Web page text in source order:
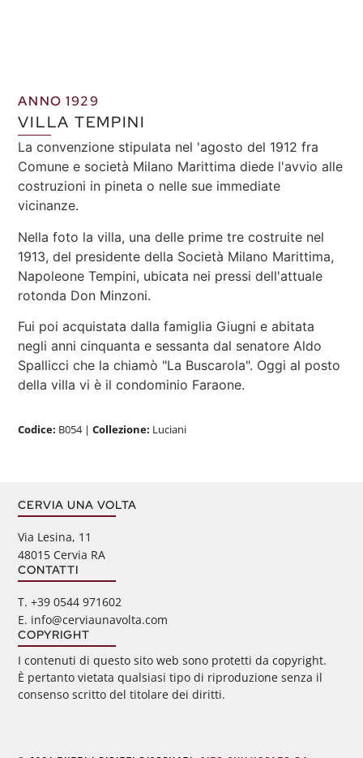
ANNO 1929
VILLA TEMPINI
La convenzione stipulata nel 'agosto del 1912 fra
Comune e società Milano Marittima diede l'avvio alle
costruzioni in pineta o nelle sue immediate
vicinanze.
Nella foto la villa, una delle prime tre costruite nel
1913, del presidente della Società Milano Marittima,
Napoleone Tempini, ubicata nei pressi dell'attuale
rotonda Don Minzoni.
Fui poi acquistata dalla famiglia Giugni e abitata
negli anni cinquanta e sessanta dal senatore Aldo
Spallicci che la chiamò "La Buscarola". Oggi al posto
della villa vi è il condominio Faraone.
Codice: B054|Collezione: Luciani
CERVIA UNA VOLTA
Via Lesina, 11
48015 Cervia RA
CONTATTI
‭T. +39 0544 971602
E. info@cerviaunavolta.com
COPYRIGHT
I contenuti di questo sito web sono protetti da copyright.
È pertanto vietata qualsiasi tipo di riproduzione senza il
consenso scritto del titolare dei diritti.